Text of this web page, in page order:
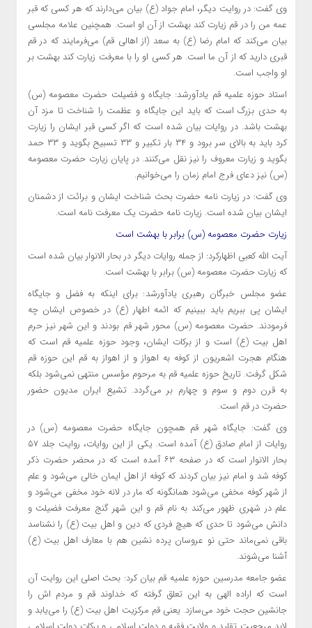
وی گفت: در روایت دیگر، امام جواد (ع) بیان می‌دارند که هر کسی که قبر
عمه من را در قم زیارت کند بهشت از آن او است. همچنین علامه مجلسی
بیان می‌کند که امام رضا (ع) به سعد (از اهالی قم) می‌فرمایند که در قم
قبری دارید که از آن ما است. هر کسی او را با معرفت زیارت کند بهشت بر
او واجب است.
استاد حوزه علمیه قم یادآورشد: جایگاه و فضیلت حضرت معصومه (س)
به حدی بزرگ است که باید این جایگاه و عظمت را شناخت تا مزد آن
بهشت باشد. در روایات بیان شده است که اگر کسی قبر ایشان را زیارت
کرد باید به بالای سر برود و ۳۴ بار تکبیر و ۳۳ تسبیح بگوید و ۳۳ حمد
بگوید و زیارت معروف را نیز نقل می‌کنند. در پایان زیارت حضرت معصومه
(س) نیز دعای فرج امام زمان را می‌خوانیم.
وی گفت: در زیارت نامه حضرت بحث شناخت ایشان و برائت از دشمنان
ایشان بیان شده است. زیارت نامه حضرت یک معرفت نامه است.
زیارت حضرت معصومه (س) برابر با بهشت است
آیت الله کعبی اظهارکرد: از جمله روایات دیگر در بحار الانوار بیان شده است
که زیارت حضرت معصومه (س) برابر با بهشت است.
عضو مجلس خبرگان رهبری یادآورشد: برای اینکه به فضل و جایگاه
ایشان پی ببریم باید ببینیم که ائمه اطهار (ع) در خصوص ایشان چه
فرمودند. حضرت معصومه (س) محور شهر قم بودند و این شهر نیز حرم
اهل بیت (ع) است و از برکات ایشان، وجود حوزه علمیه قم است که
هنگام هجرت اشعریون از کوفه به اهواز و از اهواز به قم این حوزه قم
شکل گرفت. تاریخ حوزه علمیه قم به مرحوم مؤسس منتهی نمی‌شود بلکه
به قرن دوم و سوم و چهارم بر می‌گردد. تشیع ایران مدیون حضور
حضرت در قم است.
وی گفت: جایگاه شهر قم همچون جایگاه حضرت معصومه (س) در
روایات از امام صادق (ع) آمده است. یکی از این روایات، روایت جلد ۵۷
بحار الانوار
است که در صفحه ۶۳ آمده است که در محضر حضرت ذکر
کوفه شد و امام نیز بیان کردند که کوفه از اهل ایمان خالی می‌شود و علم
از شهر کوفه مخفی می‌شود همانگونه که مار در لانه خود مخفی می‌شود و
علم در شهری ظهور می‌کند به نام قم و این شهر گنج معرفت فضیلت و
دانش می‌شود تا حدی که هیچ فردی که دین و اهل بیت (ع) را نشناسد
باقی نمی‌ماند حتی نو عروسان پرده نشین هم با معارف اهل بیت (ع)
آشنا می‌شوند.
عضو جامعه مدرسین حوزه علمیه قم بیان کرد: بحث اصلی این روایت آن
است که اراده الهی به این تعلق گرفته که خداوند قم و مردم اش را
جانشین حجت خود می‌سازد. یعنی قم مرکزیت اهل بیت (ع) را می‌یابد و